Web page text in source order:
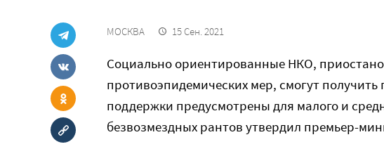
МОСКВА 15 Сен. 2021
Социально ориентированные НКО,
противоэпидемических мер, смогут
поддержки предусмотрены для малого и
безвозмездных рантов утвердил премьер-